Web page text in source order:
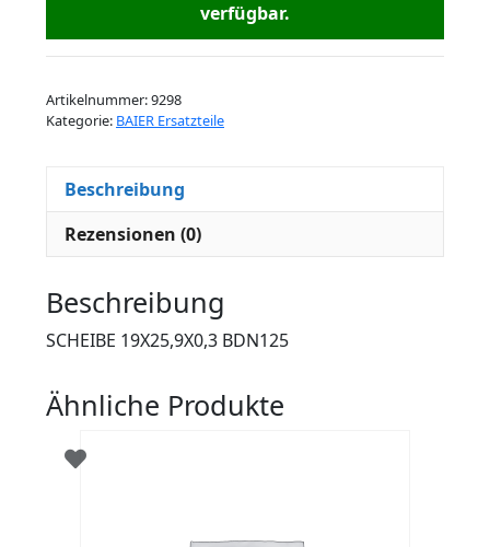
verfügbar.
Artikelnummer:9298
Kategorie: BAIER Ersatzteile
Beschreibung
Rezensionen (0)
Beschreibung
SCHEIBE 19X25,9X0,3 BDN125
Ähnliche Produkte